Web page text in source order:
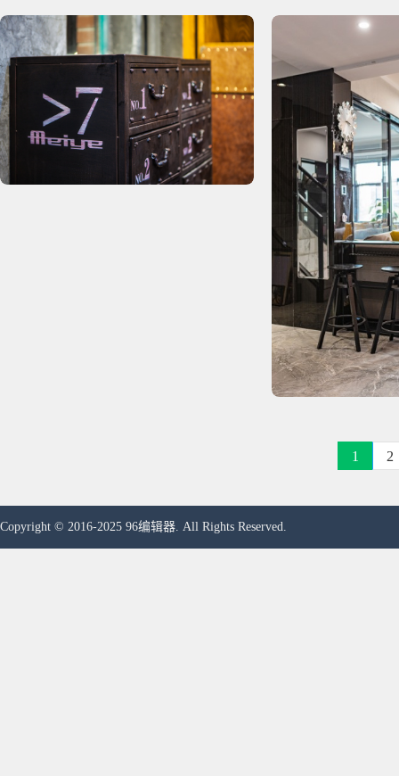
1 2
Copyright © 2016-2025 96编辑器. All Rights Reserved.